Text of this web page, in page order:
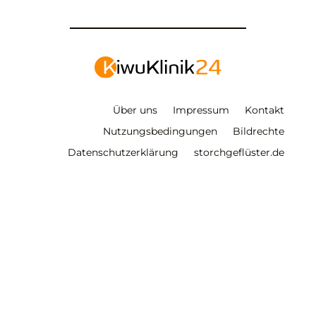
Über uns Impressum
Kontakt
Nutzungsbedingungen
Bildrechte
Datenschutzerklärung
storchgeflüster.de